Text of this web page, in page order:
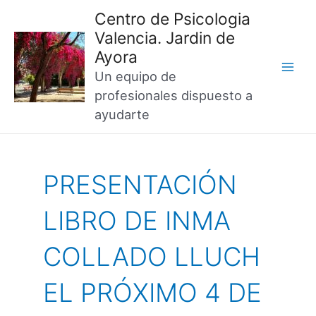
Centro de Psicologia
Valencia. Jardin de
Ayora
Un equipo de
profesionales dispuesto a
ayudarte
PRESENTACIÓN
LIBRO DE INMA
COLLADO LLUCH
EL PRÓXIMO 4 DE